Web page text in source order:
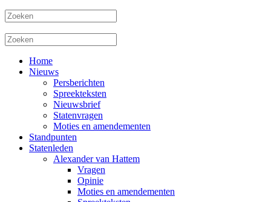
Home
Nieuws
Persberichten
Spreekteksten
Nieuwsbrief
Statenvragen
Moties en amendementen
Standpunten
Statenleden
Alexander van Hattem
Vragen
Opinie
Moties en amendementen